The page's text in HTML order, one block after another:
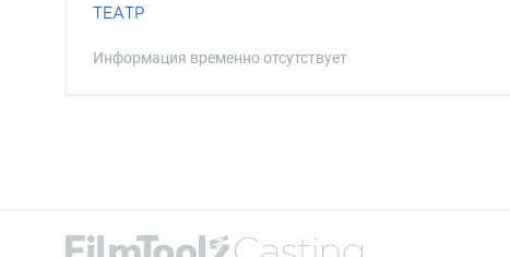
ТЕАТР
Информация временно отсутствует